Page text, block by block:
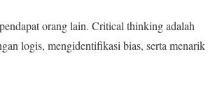
orang lain. Critical thinking adalah
logis, mengidentifikasi bias, serta menarik